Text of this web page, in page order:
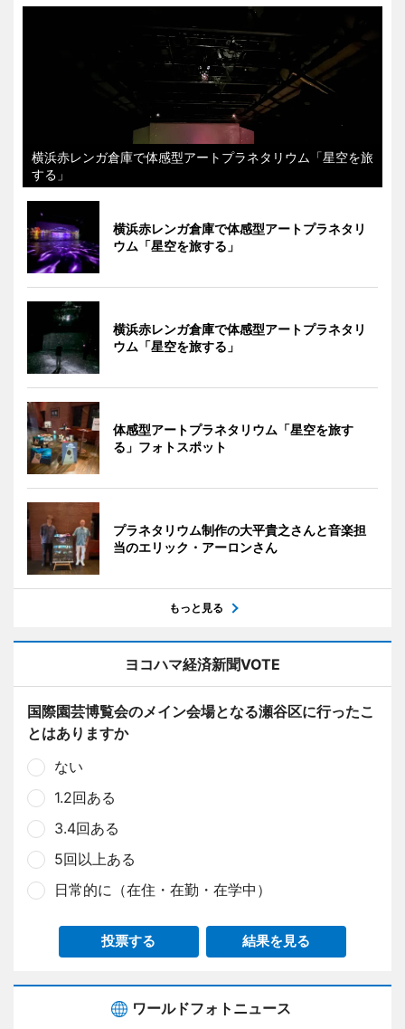
横浜赤レンガ倉庫で体感型アートプラネタリウム「星空を旅
する」
横浜赤レンガ倉庫で体感型アートプラネタリ
ウム「星空を旅する」
横浜赤レンガ倉庫で体感型アートプラネタリ
ウム「星空を旅する」
体感型アートプラネタリウム「星空を旅す
る」フォトスポット
プラネタリウム制作の大平貴之さんと音楽担
当のエリック・アーロンさん
もっと見る
ヨコハマ経済新聞VOTE
国際園芸博覧会のメイン会場となる瀬谷区に行ったこ
とはありますか
ない
1.2回ある
3.4回ある
5回以上ある
日常的に（在住・在勤・在学中）
投票する 結果を見る
ワールドフォトニュース